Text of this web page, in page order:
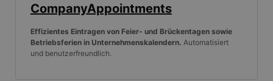
CompanyAppointments
Effizientes Eintragen von Feier- und Brückentagen sowie
Betriebsferien in Unternehmenskalendern. Automatisiert
und benutzerfreundlich.